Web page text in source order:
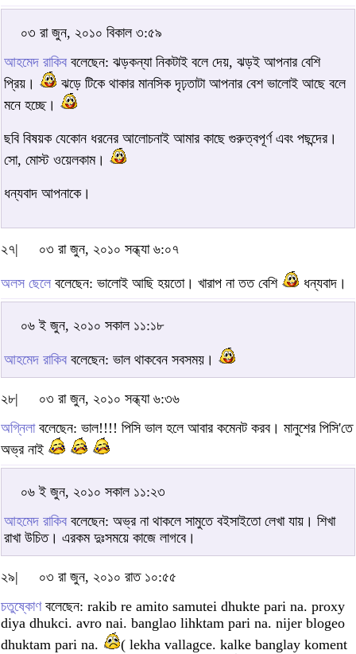
০৩ রা জুন, ২০১০ বিকাল ৩:৫৯
আহমেদ রাকিব বলেছেন: ঝড়কন্যা নিকটাই বলে দেয়, ঝড়ই আপনার বেশি
প্রিয়।
ঝড়ে টিকে থাকার মানসিক দৃঢ়তাটা আপনার বেশ ভালোই আছে বলে
মনে হচ্ছে।
ছবি বিষয়ক যেকোন ধরনের আলোচনাই আমার কাছে গুরুত্বপূর্ণ এবং পছন্দের।
সো, মোস্ট ওয়েলকাম।
ধন্যবাদ আপনাকে।
২৭| ০৩ রা জুন, ২০১০ সন্ধ্যা ৬:০৭
অলস ছেলে বলেছেন: ভালোই আছি হয়তো। খারাপ না তত বেশি ধন্যবাদ।
০৬ ই জুন, ২০১০ সকাল ১১:১৮
আহমেদ রাকিব বলেছেন: ভাল থাকবেন সবসময়।
২৮|
০৩ রা জুন, ২০১০ সন্ধ্যা ৬:৩৬
অগ্নিলাবলেছেন: ভাল!!!! পিসি ভাল হলে আবার কমেনট করব। মানুশের পিসি'তে
অভ্র নাই
০৬ ই জুন, ২০১০ সকাল ১১:২৩
আহমেদ রাকিব বলেছেন: অভ্র না থাকলে সামুতে বইসাইতো লেখা যায়। শিখা
রাখা উচিত। এরকম দুঃসময়ে কাজে লাগবে।
২৯|
০৩ রা জুন, ২০১০ রাত ১০:৫৫
চতুষ্কোণবলেছেন: rakib re amito samutei dhukte pari na. proxy
diya dhukci. avro nai. banglao lihktam pari na. nijer blogeo
dhuktam pari na.
( lekha vallagce. kalke banglay koment